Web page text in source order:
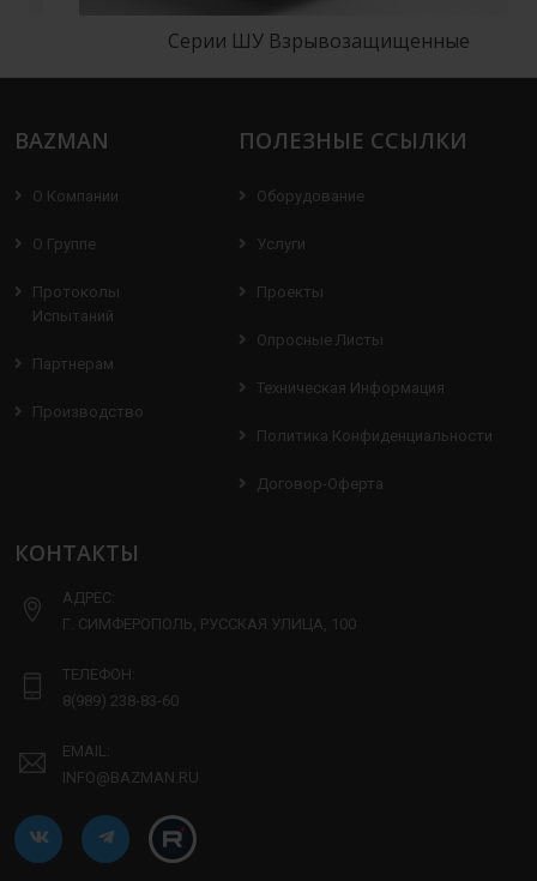
Серии ШУ Взрывозащищенные
BAZMAN
О Компании
О Группе
Протоколы
Испытаний
Партнерам
Производство
ПОЛЕЗНЫЕ ССЫЛКИ
Оборудование
Услуги
Проекты
Опросные Листы
Техническая Информация
Политика Конфиденциальности
Договор-Оферта
КОНТАКТЫ
АДРЕС:
Г. СИМФЕРОПОЛЬ, РУССКАЯ УЛИЦА, 100
ТЕЛЕФОН:
8(989) 238-83-60
EMAIL:
INFO@BAZMAN.RU